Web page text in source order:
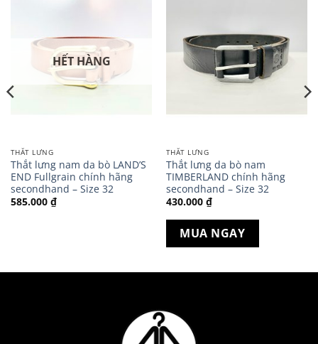
HẾT HÀNG
THẮT LƯNG
Thắt lưng nam da bò LAND’S
END Fullgrain chính hãng
secondhand – Size 32
585.000 ₫
THẮT LƯNG
Thắt lưng da bò nam
TIMBERLAND chính hãng
secondhand – Size 32
430.000 ₫
MUA NGAY